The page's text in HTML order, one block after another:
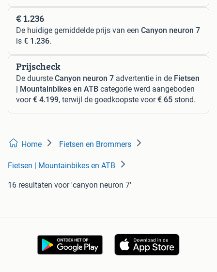
€ 1.236
De huidige gemiddelde prijs van een Canyon neuron 7
is € 1.236.
Prijscheck
De duurste Canyon neuron 7 advertentie in de Fietsen
| Mountainbikes en ATB categorie werd aangeboden
voor€ 4.199, terwijl de goedkoopste voor€ 65 stond.
Home Fietsen en Brommers
Fietsen | Mountainbikes en ATB
16 resultaten voor 'canyon neuron 7'